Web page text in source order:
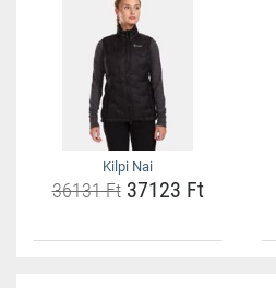
Kilpi Nai
36131 Ft37123 Ft